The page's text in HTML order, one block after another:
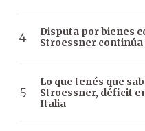
Disputa por bienes
Stroessner
Lo que tenés que
Stroessner, déficit
Italia